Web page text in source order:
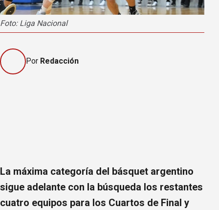
Foto: Liga Nacional
Por Redacción
La máxima categoría del básquet argentino
sigue adelante con la búsqueda los restantes
cuatro equipos para los Cuartos de Final y